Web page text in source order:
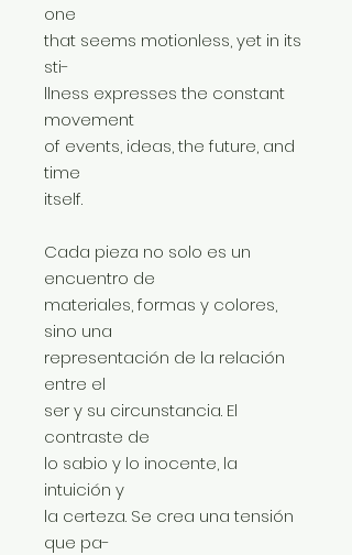
one
that seems motionless, yet in its
sti-
llness expresses the constant
movement
of events, ideas, the future, and
time
itself.
Cada pieza no solo es un
encuentro de
materiales, formas y colores,
sino una
representación de la relación
entre el
ser y su circunstancia. El
contraste de
lo sabio y lo inocente, la
intuición y
la certeza. Se crea una tensión
que pa-